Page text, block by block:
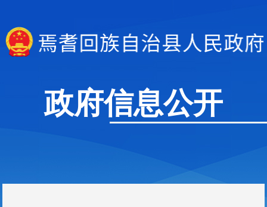
政府信息公开